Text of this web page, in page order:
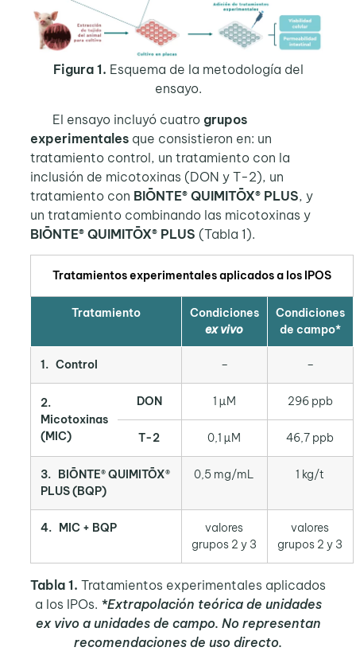
Figura 1. Esquema de la metodología del
ensayo.
El ensayo incluyó cuatro grupos
experimentales que consistieron en: un
tratamiento control, un tratamiento con la
inclusión de micotoxinas (DON y T-2), un
tratamiento con BIŌNTE® QUIMITŌX® PLUS, y
un tratamiento combinando las micotoxinas y
BIŌNTE® QUIMITŌX® PLUS (Tabla 1).
Tratamientos experimentales aplicados a los IPOS
Tratamiento
Condiciones
ex vivo
Condiciones
de campo*
1. Control – –
2.
Micotoxinas
(MIC)
DON
T-2
1 µM
0,1 µM
296 ppb
46,7 ppb
3. BIŌNTE® QUIMITŌX®
PLUS (BQP)
0,5 mg/mL 1 kg/t
4. MIC + BQP
valores
grupos 2 y 3
valores
grupos 2 y 3
Tabla 1. Tratamientos experimentales aplicados
a los IPOs. *Extrapolación teórica de unidades
ex vivo a unidades de campo. No representan
recomendaciones de uso directo.